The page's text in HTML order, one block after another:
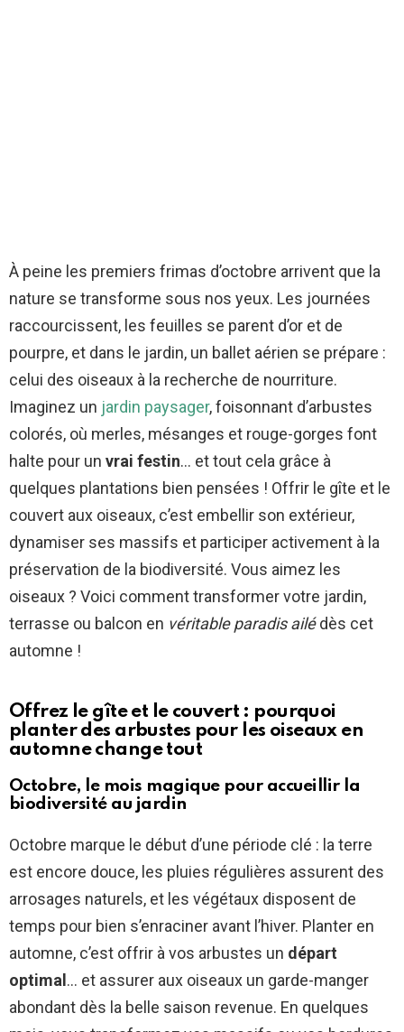
À peine les premiers frimas d’octobre arrivent que la
nature se transforme sous nos yeux. Les journées
raccourcissent, les feuilles se parent d’or et de
pourpre, et dans le jardin, un ballet aérien se prépare :
celui des oiseaux à la recherche de nourriture.
Imaginez un jardin paysager, foisonnant d’arbustes
colorés, où merles, mésanges et rouge-gorges font
halte pour un vrai festin… et tout cela grâce à
quelques plantations bien pensées ! Offrir le gîte et le
couvert aux oiseaux, c’est embellir son extérieur,
dynamiser ses massifs et participer activement à la
préservation de la biodiversité. Vous aimez les
oiseaux ? Voici comment transformer votre jardin,
terrasse ou balcon en véritable paradis ailédès cet
automne !
Offrez le gîte et le couvert : pourquoi
planter des arbustes pour les oiseaux en
automne change tout
Octobre, le mois magique pour accueillir la
biodiversité au jardin
Octobre marque le début d’une période clé : la terre
est encore douce, les pluies régulières assurent des
arrosages naturels, et les végétaux disposent de
temps pour bien s’enraciner avant l’hiver. Planter en
automne, c’est offrir à vos arbustes un départ
optimal … et assurer aux oiseaux un garde-manger
abondant dès la belle saison revenue. En quelques